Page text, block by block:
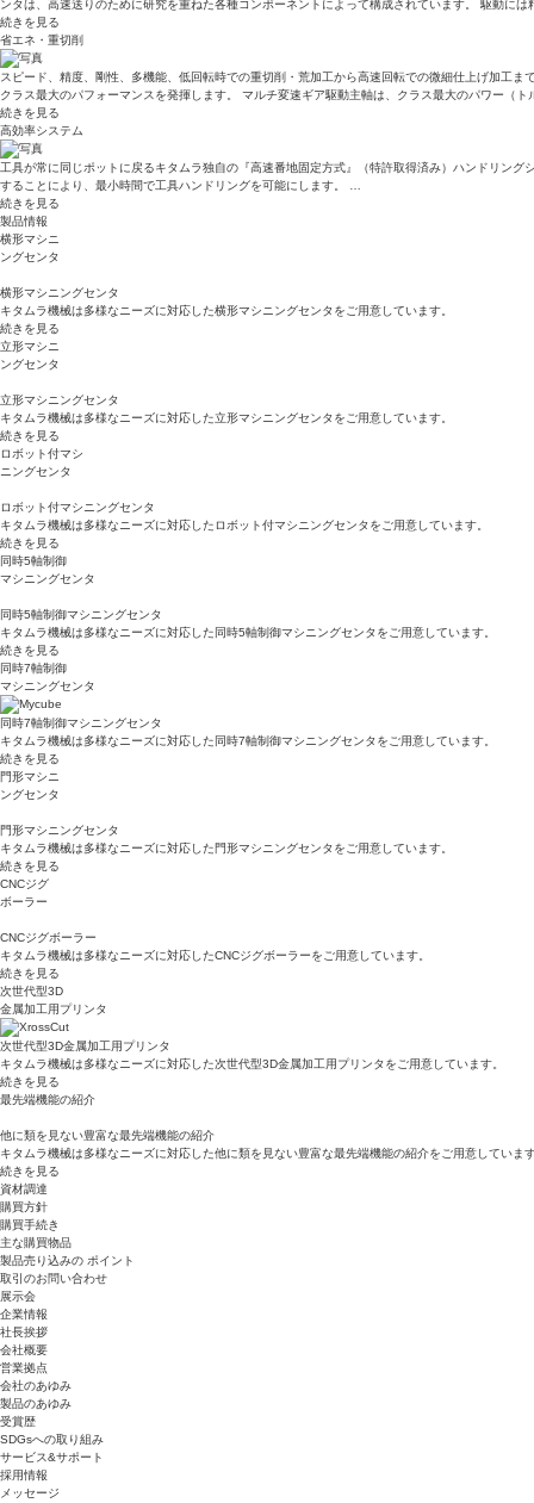
ンタは、高速送りのために研究を重ねた各種コンポーネントによって構成されています。 駆動に
続きを見る
省エネ・重切削
スピード、精度、剛性、多機能、低回転時での重切削・荒加工から高速回転での微細仕上げ加工
クラス最大のパフォーマンスを発揮します。 マルチ変速ギア駆動主軸は、クラス最大のパワー（
続きを見る
高効率システム
工具が常に同じポットに戻るキタムラ独自の『高速番地固定方式』（特許取得済み）ハンドリン
することにより、最小時間で工具ハンドリングを可能にします。 …
続きを見る
製品情報
横形マシニ
ングセンタ
横形マシニングセンタ
キタムラ機械は多様なニーズに対応した横形マシニングセンタをご用意しています。
続きを見る
立形マシニ
ングセンタ
立形マシニングセンタ
キタムラ機械は多様なニーズに対応した立形マシニングセンタをご用意しています。
続きを見る
ロボット付マシ
ニングセンタ
ロボット付マシニングセンタ
キタムラ機械は多様なニーズに対応したロボット付マシニングセンタをご用意しています。
続きを見る
同時5軸制御
マシニングセンタ
同時5軸制御マシニングセンタ
キタムラ機械は多様なニーズに対応した同時5軸制御マシニングセンタをご用意しています。
続きを見る
同時7軸制御
マシニングセンタ
同時7軸制御マシニングセンタ
キタムラ機械は多様なニーズに対応した同時7軸制御マシニングセンタをご用意しています。
続きを見る
門形マシニ
ングセンタ
門形マシニングセンタ
キタムラ機械は多様なニーズに対応した門形マシニングセンタをご用意しています。
続きを見る
CNCジグ
ボーラー
CNCジグボーラー
キタムラ機械は多様なニーズに対応したCNCジグボーラーをご用意しています。
続きを見る
次世代型3D
金属加工用プリンタ
次世代型3D金属加工用プリンタ
キタムラ機械は多様なニーズに対応した次世代型3D金属加工用プリンタをご用意しています。
続きを見る
最先端機能の紹介
他に類を見ない豊富な最先端機能の紹介
キタムラ機械は多様なニーズに対応した他に類を見ない豊富な最先端機能の紹介をご用意していま
続きを見る
資材調達
購買方針
購買手続き
主な購買物品
製品売り込みの ポイント
取引のお問い合わせ
展示会
企業情報
社長挨拶
会社概要
営業拠点
会社のあゆみ
製品のあゆみ
受賞歴
SDGsへの取り組み
サービス&サポート
採用情報
メッセージ